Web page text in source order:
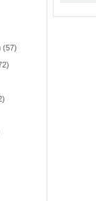
(57)